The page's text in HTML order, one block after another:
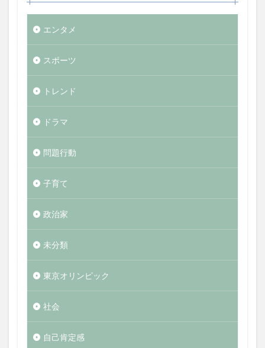
エンタメ
スポーツ
トレンド
ドラマ
問題行動
子育て
政治家
未分類
東京オリンピック
社会
自己肯定感